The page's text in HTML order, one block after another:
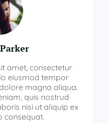
amet, consectetur
eiusmod tempor
magna aliqua.
quis nostrud
nisi ut aliquip ex
consequat.